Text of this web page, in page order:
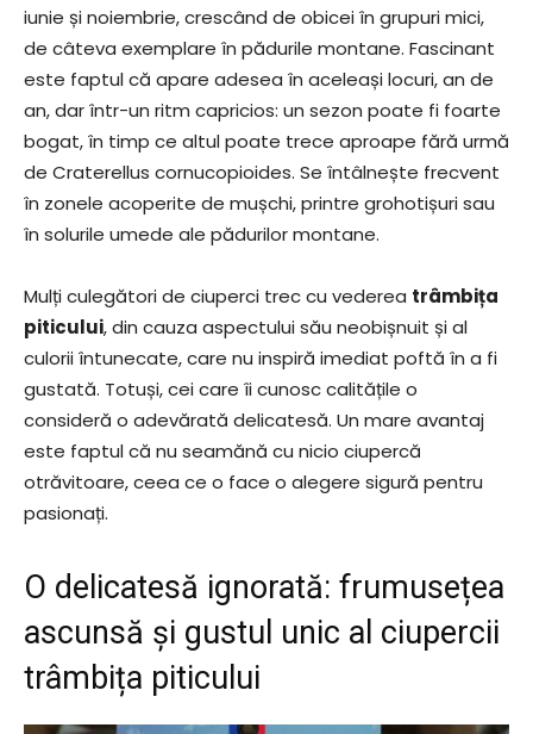
iunie și noiembrie, crescând de obicei în grupuri mici,
de câteva exemplare în pădurile montane. Fascinant
este faptul că apare adesea în aceleași locuri, an de
an, dar într-un ritm capricios: un sezon poate fi foarte
bogat, în timp ce altul poate trece aproape fără urmă
de Craterellus cornucopioides. Se întâlnește frecvent
în zonele acoperite de mușchi, printre grohotișuri sau
în solurile umede ale pădurilor montane.
Mulți culegători de ciuperci trec cu vederea trâmbița
piticului, din cauza aspectului său neobișnuit și al
culorii întunecate, care nu inspiră imediat poftă în a fi
gustată. Totuși, cei care îi cunosc calitățile o
consideră o adevărată delicatesă. Un mare avantaj
este faptul că nu seamănă cu nicio ciupercă
otrăvitoare, ceea ce o face o alegere sigură pentru
pasionați.
O delicatesă ignorată: frumusețea
ascunsă și gustul unic al ciupercii
trâmbița piticului